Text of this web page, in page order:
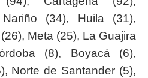
(34), Huila (31),
Meta (25), La Guajira
(8), Boyacá (6),
Norte de Santander (5),